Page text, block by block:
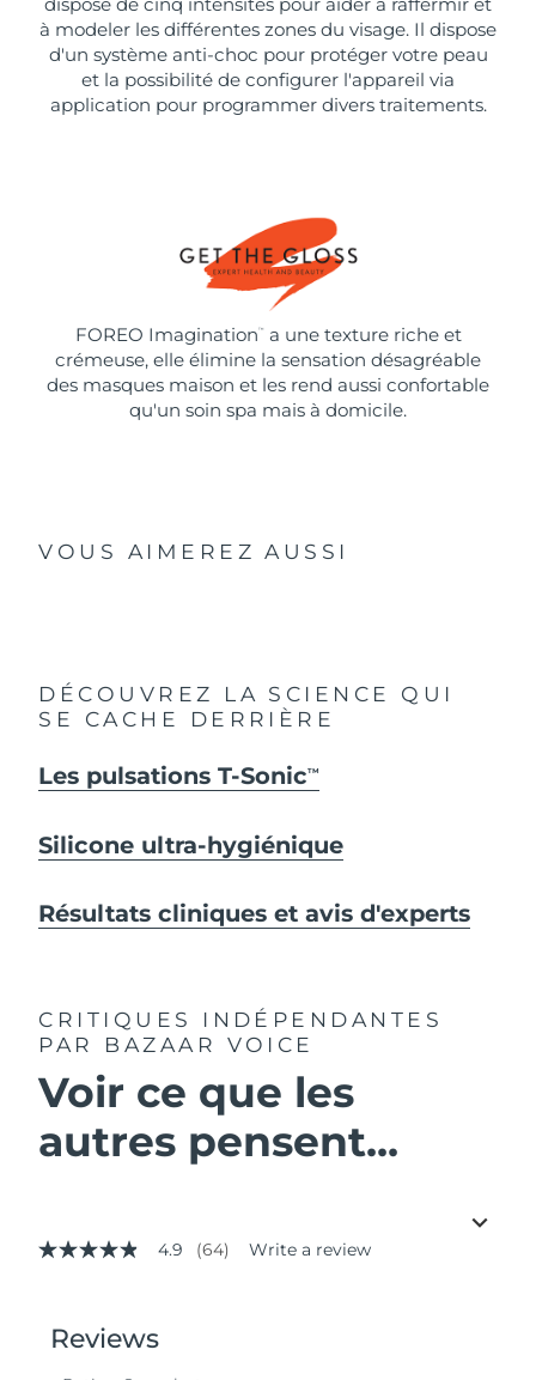
à modeler les différentes zones du visage. Il dispose
d'un système anti-choc pour protéger votre peau
et la possibilité de configurer l'appareil via
application pour programmer divers traitements.
FOREO Imagination ™
a une texture riche et
crémeuse, elle élimine la sensation désagréable
des masques maison et les rend aussi confortable
qu'un soin spa mais à domicile.
VOUS AIMEREZ AUSSI
DÉCOUVREZ LA SCIENCE QUI
SE CACHE DERRIÈRE
Les pulsations T-SonicTM
Silicone ultra-hygiénique
Résultats cliniques et avis d'experts
CRITIQUES INDÉPENDANTES
PAR BAZAAR VOICE
Voir ce que les
autres pensent...
4.9
stars,
average
4.9 (64) Write a review